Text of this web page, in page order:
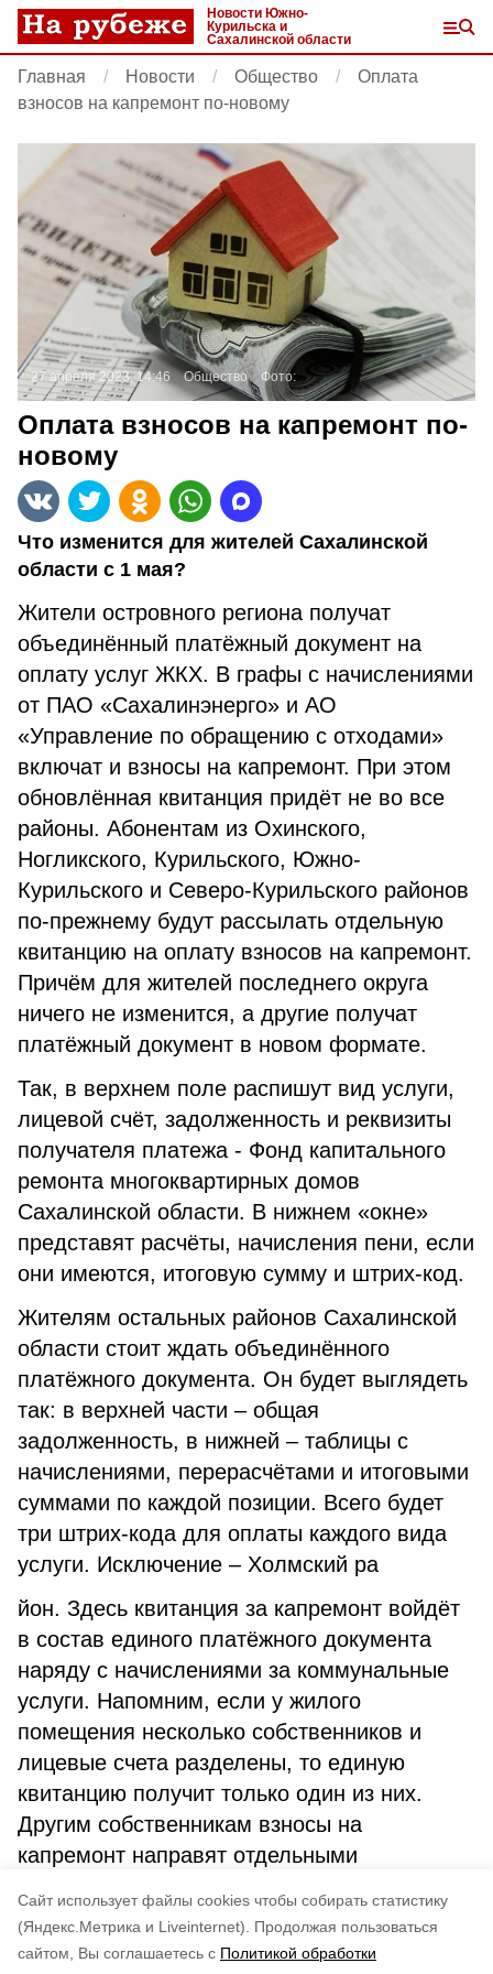
Cайт использует файлы cookies чтобы собирать статистику
(Яндекс.Метрика и Liveinternet).
Продолжая пользоваться
сайтом, Вы соглашаетесь с Политикой обработки
Новости Южно-
Курильска и
Сахалинской области
Главная Новости Общество
Оплата
взносов на капремонт по-новому
27 апреля 2023, 14:46 Общество Фото:
Оплата взносов на капремонт по-
новому
Что изменится для жителей Сахалинской
области с 1 мая?
Жители островного региона получат
объединённый платёжный документ на
оплату услуг ЖКХ. В графы с начислениями
от ПАО «Сахалинэнерго» и АО
«Управление по обращению с отходами»
включат и взносы на капремонт. При этом
обновлённая квитанция придёт не во все
районы. Абонентам из Охинского,
Ногликского, Курильского, Южно-
Курильского и Северо-Курильского районов
по-прежнему будут рассылать отдельную
квитанцию на оплату взносов на капремонт.
Причём для жителей последнего округа
ничего не изменится, а другие получат
платёжный документ в новом формате.
Так, в верхнем поле распишут вид услуги,
лицевой счёт, задолженность и реквизиты
получателя платежа - Фонд капитального
ремонта многоквартирных домов
Сахалинской области. В нижнем «окне»
представят расчёты, начисления пени, если
они имеются, итоговую сумму и штрих-код.
Жителям остальных районов Сахалинской
области стоит ждать объединённого
платёжного документа. Он будет выглядеть
так: в верхней части – общая
задолженность, в нижней – таблицы с
начислениями, перерасчётами и итоговыми
суммами по каждой позиции. Всего будет
три штрих-кода для оплаты каждого вида
услуги. Исключение – Холмский ра
йон. Здесь квитанция за капремонт войдёт
в состав единого платёжного документа
наряду с начислениями за коммунальные
услуги. Напомним, если у жилого
помещения несколько собственников и
лицевые счета разделены, то единую
квитанцию получит только один из них.
Другим собственникам взносы на
капремонт направят отдельными
рассчитывается с учетом доли в квартире.